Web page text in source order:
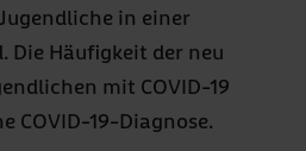
in einer
Die Häufigkeit der neu
mit COVID-19
COVID-19-Diagnose.